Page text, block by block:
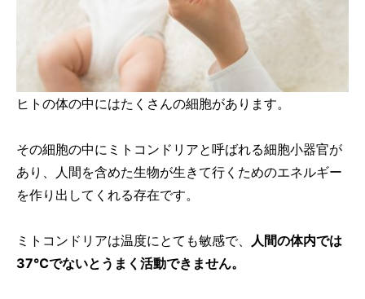
ヒトの体の中にはたくさんの細胞があります。
その細胞の中にミトコンドリアと呼ばれる細胞小器官が
あり、人間を含めた生物が生きて行くためのエネルギー
を作り出してくれる存在です。
ミトコンドリアは温度にとても敏感で、
人間の体内では
37℃でないとうまく活動できません。